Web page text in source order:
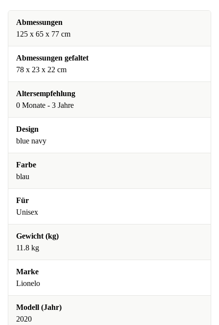
Abmessungen
‎125 x 65 x 77 cm
Abmessungen gefaltet
78 x 23 x 22 cm
Altersempfehlung
0 Monate - 3 Jahre
Design
blue navy
Farbe
blau
Für
Unisex
Gewicht (kg)
11.8 kg
Marke
Lionelo
Modell (Jahr)
2020